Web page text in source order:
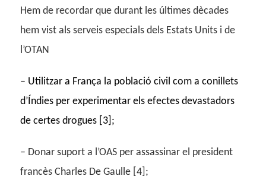
Hem de recordar que durant les últimes dècades
hem vist als serveis especials dels Estats Units i de
l’OTAN
– Utilitzar a França la població civil com a conillets
d’Índies per experimentar els efectes devastadors
de certes drogues [3];
– Donar suport a l’OAS per assassinar el president
francès Charles De Gaulle [4];